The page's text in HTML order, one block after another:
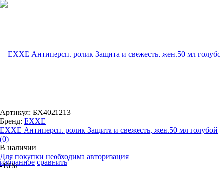
избранное сравнить
Артикул: БХ4021213
Бренд: EXXE
EXXE Антиперсп. ролик Защита и свежесть, жен.50 мл голубой
(0)
В наличии
Для покупки необходима авторизация
-16%